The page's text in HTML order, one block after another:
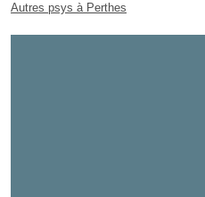
Autres psys à Perthes